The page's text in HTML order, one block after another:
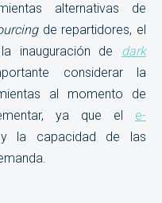
alternativas de
de repartidores, el
inauguración de dark
considerar la
al momento de
ya que el e-
la capacidad de las